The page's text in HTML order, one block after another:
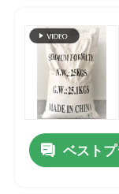
製品
ビデオ
企業情報
ベスト